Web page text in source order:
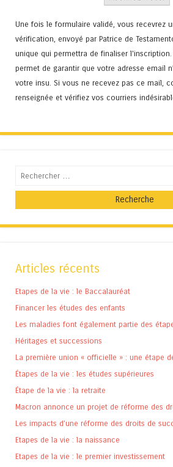
Une fois le formulaire validé, vous recevrez
vérification, envoyé par Patrice de
unique qui permettra de finaliser
permet de garantir que votre adresse email
votre insu. Si vous ne recevez pas ce mail,
renseignée et vérifiez vos courriers
Recherche
Articles récents
Etapes de la vie : le Baccalauréat
Financer les études des enfants
Les maladies font également partie des
Héritages et successions
La première union « officielle » : une étape
Étapes de la vie : les études supérieures
Étape de la vie : la retraite
Macron annonce un projet de réforme des
Les impacts d’une réforme des droits de
Etapes de la vie : la naissance
Etapes de la vie : le premier investissement